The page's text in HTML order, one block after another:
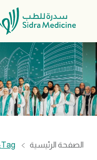
الصفحة الرئيسية Tag: التدريب العالي